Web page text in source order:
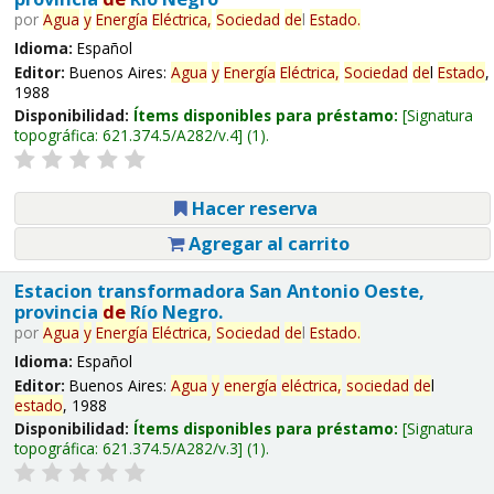
por Agua y Energía Eléctrica, Sociedad del Estado.
Idioma: Español
Editor: Buenos Aires: Agua y Energía Eléctrica, Sociedad del Estado,
1988
Disponibilidad: Ítems disponibles para préstamo: Signatura
topográfica: 621.374.5/A282/v.4 (1).
Hacer reserva
Agregar al carrito
Estacion transformadora San Antonio Oeste,
provincia deRío Negro.
por Agua y Energía Eléctrica, Sociedad del Estado.
Idioma: Español
Editor: Buenos Aires: Agua y energía eléctrica, sociedad del
estado, 1988
Disponibilidad: Ítems disponibles para préstamo: Signatura
topográfica: 621.374.5/A282/v.3 (1).